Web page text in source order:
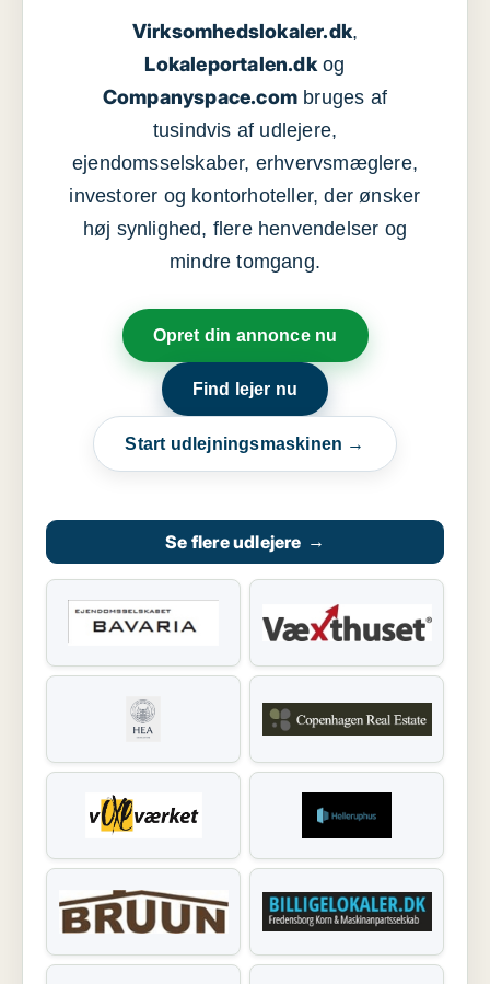
Virksomhedslokaler.dk,
Lokaleportalen.dkog
Companyspace.com bruges af
tusindvis af udlejere,
ejendomsselskaber, erhvervsmæglere,
investorer og kontorhoteller, der ønsker
høj synlighed, flere henvendelser og
mindre tomgang.
Opret din annonce nu
Find lejer nu
Start udlejningsmaskinen →
Se flere udlejere →